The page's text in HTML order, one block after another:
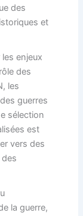
des
et
enjeux
des
les
guerres
sélection
est
vers des
la guerre,